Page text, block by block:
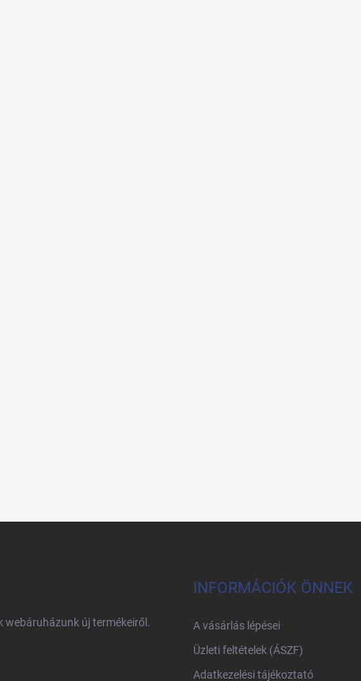
webáruházunk új termékeiről.
INFORMÁCIÓK ÖNNEK
A vásárlás lépései
Üzleti feltételek (ÁSZF)
Adatkezelési tájékoztató